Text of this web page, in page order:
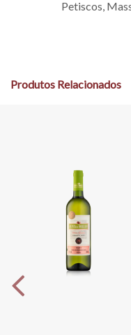
Petiscos,
Produtos Relacionados